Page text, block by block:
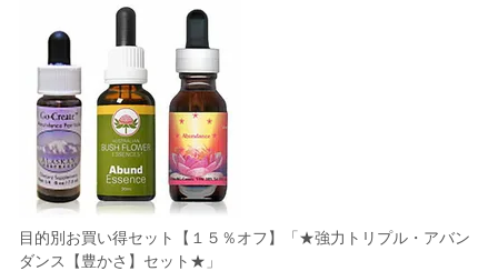
目的別お買い得セット【１５％オフ】「★強力トリプル・アバン
ダンス【豊かさ】セット★」